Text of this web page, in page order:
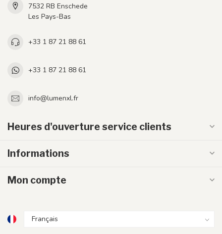
7532 RB Enschede
Les Pays-Bas
+33 1 87 21 88 61
+33 1 87 21 88 61
info@lumenxl.fr
Heures d'ouverture service clients
Informations
Mon compte